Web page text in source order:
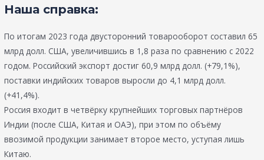
Наша справка:
По итогам 2023 года двусторонний товарооборот составил 65
млрд долл. США, увеличившись в 1,8 раза по сравнению с 2022
годом. Российский экспорт достиг 60,9 млрд долл. (+79,1%),
поставки индийских товаров выросли до 4,1 млрд долл.
(+41,4%).
Россия входит в четвёрку крупнейших торговых партнёров
Индии (после США, Китая и ОАЭ), при этом по объёму
ввозимой продукции занимает второе место, уступая лишь
Китаю.